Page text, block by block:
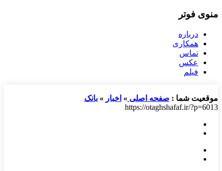
منوی فوتر
درباره
همکاری
تماس
عکس
فیلم
موقعیت شما : صفحه اصلی » اخبار » بانک
https://otaghshafaf.ir/?p=6013